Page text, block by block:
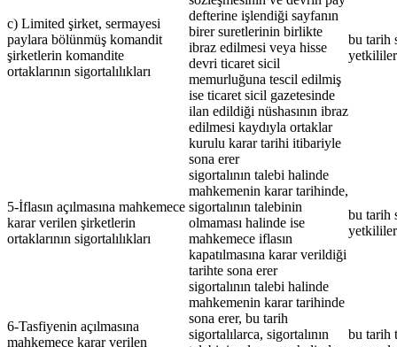
c) Limited şirket, sermayesi
paylara bölünmüş komandit
şirketlerin komandite
ortaklarının sigortalılıkları
defterine işlendiği sayfanın
birer suretlerinin birlikte
ibraz edilmesi veya hisse
devri ticaret sicil
memurluğuna tescil edilmiş
ise ticaret sicil gazetesinde
ilan edildiği nüshasının ibraz
edilmesi kaydıyla ortaklar
kurulu karar tarihi itibariyle
sona erer
bu tarih
5-İflasın açılmasına mahkemece
karar verilen şirketlerin
ortaklarının sigortalılıkları
sigortalının talebi halinde
mahkemenin karar tarihinde,
sigortalının talebinin
olmaması halinde ise
mahkemece iflasın
kapatılmasına karar verildiği
tarihte sona erer
bu tarih
6-Tasfiyenin açılmasına
mahkemece karar verilen
sigortalının talebi halinde
mahkemenin karar tarihinde
sona erer, bu tarih
sigortalılarca, sigortalının
bu tarih